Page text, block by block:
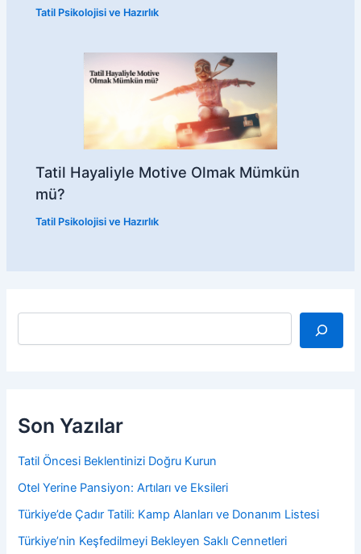
Tatil Psikolojisi ve Hazırlık
Tatil Hayaliyle Motive Olmak Mümkün
mü?
Tatil Psikolojisi ve Hazırlık
A
Son Yazılar
Tatil Öncesi Beklentinizi Doğru Kurun
Otel Yerine Pansiyon: Artıları ve Eksileri
Türkiye’de Çadır Tatili: Kamp Alanları ve Donanım Listesi
Türkiye’nin Keşfedilmeyi Bekleyen Saklı Cennetleri